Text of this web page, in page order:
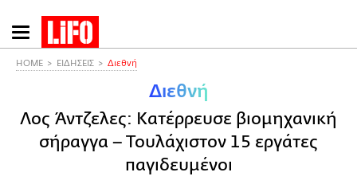
Παράκαμψη
προς
HOME ΕΙΔΗΣΕΙΣ Διεθνή
Διεθνή
Λος Άντζελες: Κατέρρευσε βιομηχανική
σήραγγα – Τουλάχιστον 15 εργάτες
παγιδευμένοι